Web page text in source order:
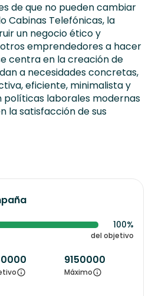
de que no pueden cambiar
Cabinas Telefónicas, la
un negocio ético y
emprendedores a hacer
centra en la creación de
a necesidades concretas,
eficiente, minimalista y
políticas laborales modernas
la satisfacción de sus
100%
del objetivo
9150000
Máximo